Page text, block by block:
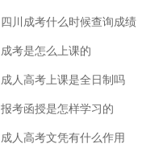
四川成考什么时候查询成绩
成考是怎么上课的
成人高考上课是全日制吗
报考函授是怎样学习的
成人高考文凭有什么作用